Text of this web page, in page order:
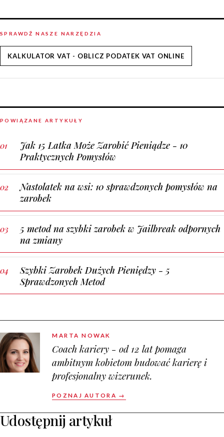
SPRAWDŹ NASZE NARZĘDZIA
KALKULATOR VAT - OBLICZ PODATEK VAT ONLINE
POWIĄZANE ARTYKUŁY
Jak 15 Latka Może Zarobić Pieniądze - 10
Praktycznych Pomysłów
Nastolatek na wsi: 10 sprawdzonych pomysłów na
zarobek
5 metod na szybki zarobek w Jailbreak odpornych
na zmiany
Szybki Zarobek Dużych Pieniędzy - 5
Sprawdzonych Metod
MARTA NOWAK
Coach kariery - od 12 lat pomaga
ambitnym kobietom budować karierę i
profesjonalny wizerunek.
POZNAJ AUTORA →
Udostępnij artykuł